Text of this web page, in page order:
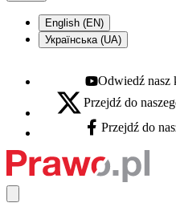
English (EN)
Українська (UA)
Youtube - otwiera się
Odwiedź nasz
X - otwiera się w nowej karcie
Przejdź do
Facebook - otwiera się
Przejdź do